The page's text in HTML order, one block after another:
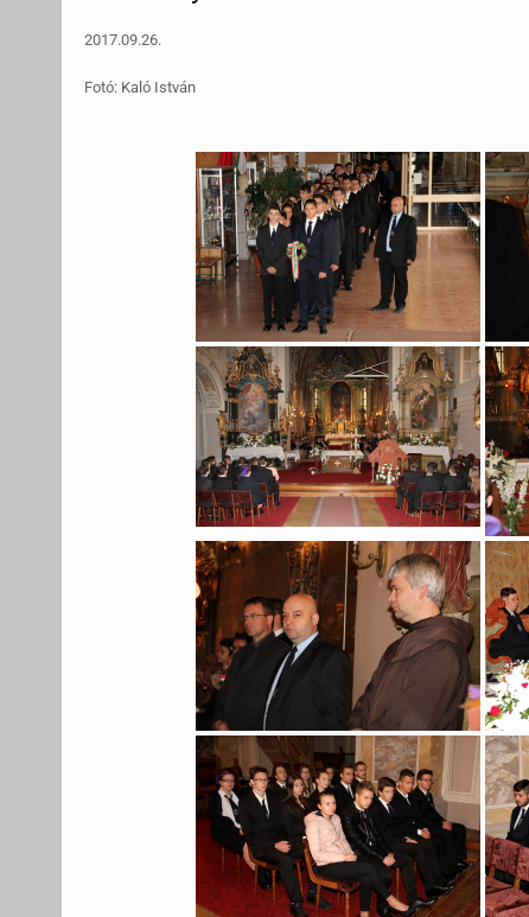
2017.09.26.
Fotó: Kaló István